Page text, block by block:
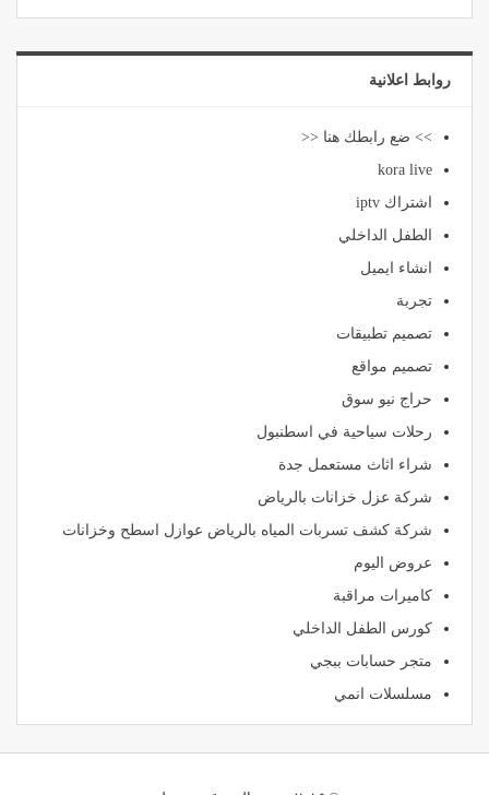
روابط اعلانية
>> ضع رابطك هنا <<
kora live
اشتراك iptv
الطفل الداخلي
انشاء ايميل
تجربة
تصميم تطبيقات
تصميم مواقع
حراج نيو سوق
رحلات سياحية في اسطنبول
شراء اثاث مستعمل جدة
شركة عزل خزانات بالرياض
شركة كشف تسربات المياه بالرياض عوازل اسطح وخزانات
عروض اليوم
كاميرات مراقبة
كورس الطفل الداخلي
متجر حسابات ببجي
مسلسلات انمي